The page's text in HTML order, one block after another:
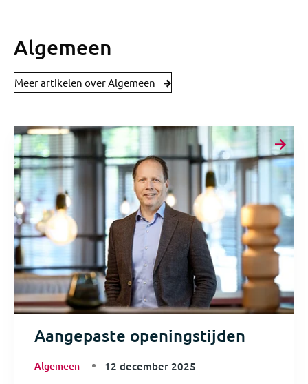
Algemeen
Meer artikelen over Algemeen
Aangepaste openingstijden
Algemeen 12 december 2025